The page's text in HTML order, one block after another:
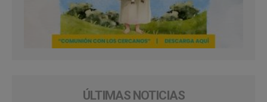
ÚLTIMAS NOTICIAS